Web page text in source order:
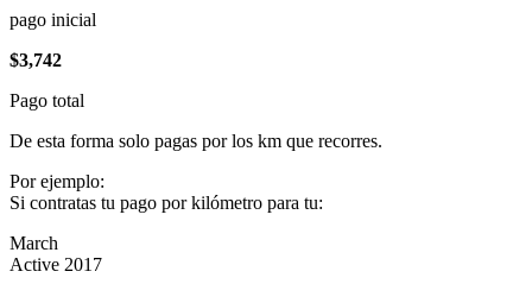
pago inicial
$3,742
Pago total
De esta forma solo pagas por los km que recorres.
Por ejemplo:
Si contratas tu pago por kilómetro para tu:
March
Active 2017